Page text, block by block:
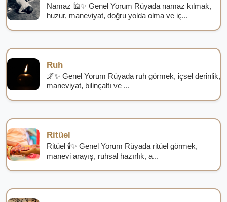
Namaz 🕌✨ Genel Yorum Rüyada namaz kılmak,
huzur, maneviyat, doğru yolda olma ve iç...
Ruh
🌌✨ Genel Yorum Rüyada ruh görmek, içsel derinlik,
maneviyat, bilinçaltı ve ...
Ritüel
Ritüel 🕯️✨ Genel Yorum Rüyada ritüel görmek,
manevi arayış, ruhsal hazırlık, a...